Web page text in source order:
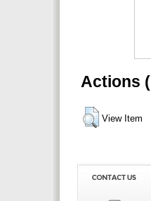
Actions
View Item